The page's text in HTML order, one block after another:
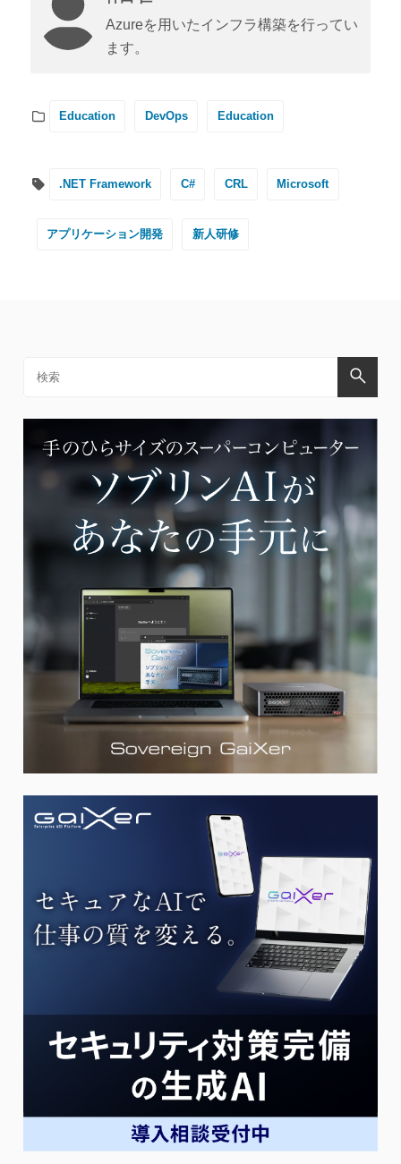
Azureを用いたインフラ構築を行ってい
ます。
Education DevOps Education
.NET Framework C# CRL Microsoft
アプリケーション開発 新人研修